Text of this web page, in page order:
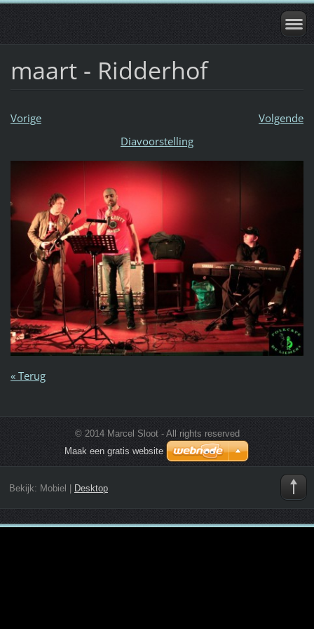
maart - Ridderhof
Vorige
Volgende
Diavoorstelling
« Terug
© 2014 Marcel Sloot - All rights reserved
Maak een gratis website
Bekijk: Mobiel Desktop